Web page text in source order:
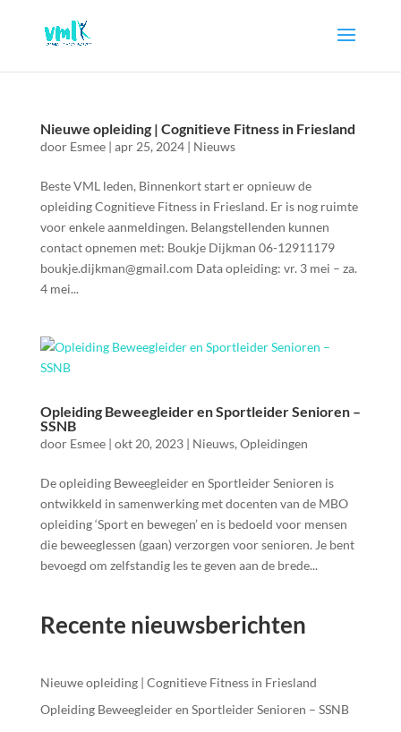
Nieuwe opleiding | Cognitieve Fitness in Friesland
door Esmee| apr 25, 2024| Nieuws
Beste VML leden, Binnenkort start er opnieuw de
opleiding Cognitieve Fitness in Friesland. Er is nog ruimte
voor enkele aanmeldingen. Belangstellenden kunnen
contact opnemen met: Boukje Dijkman 06-12911179
boukje.dijkman@gmail.com Data opleiding: vr. 3 mei – za.
4 mei...
Opleiding Beweegleider en Sportleider Senioren –
SSNB
door Esmee| okt 20, 2023| Nieuws, Opleidingen
De opleiding Beweegleider en Sportleider Senioren is
ontwikkeld in samenwerking met docenten van de MBO
opleiding ‘Sport en bewegen’ en is bedoeld voor mensen
die beweeglessen (gaan) verzorgen voor senioren. Je bent
bevoegd om zelfstandig les te geven aan de brede...
Recente nieuwsberichten
Nieuwe opleiding | Cognitieve Fitness in Friesland
Opleiding Beweegleider en Sportleider Senioren – SSNB